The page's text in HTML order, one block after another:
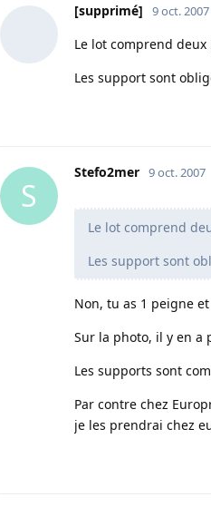
[supprimé] 9 oct. 2007
Le lot comprend
Les support sont
S
Stefo2mer 9 oct. 2007
Le lot comprend
Les support sont
Non, tu as 1 peigne
Sur la photo, il y en a
Les supports sont
Par contre chez
je les prendrai chez